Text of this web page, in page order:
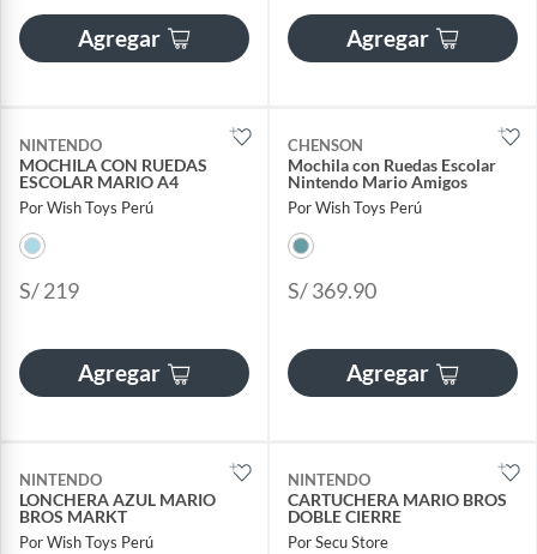
Agregar Agregar
NINTENDO
MOCHILA CON RUEDAS
ESCOLAR MARIO A4
Por Wish Toys Perú
S/ 219
Agregar
CHENSON
Mochila con Ruedas Escolar
Nintendo Mario Amigos
Por Wish Toys Perú
S/ 369.90
Agregar
NINTENDO
LONCHERA AZUL MARIO
BROS MARKT
Por Wish Toys Perú
NINTENDO
CARTUCHERA MARIO BROS
DOBLE CIERRE
Por Secu Store